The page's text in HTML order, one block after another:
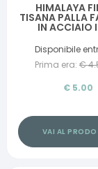
HIMALAYA
TISANA PALLA
IN ACCIAIO
Disponibile
Prima era: €
€ 5.00
VAI AL